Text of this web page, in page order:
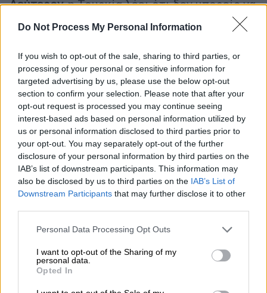
Do Not Process My Personal Information
If you wish to opt-out of the sale, sharing to third parties, or
processing of your personal or sensitive information for
targeted advertising by us, please use the below opt-out
section to confirm your selection. Please note that after your
opt-out request is processed you may continue seeing
interest-based ads based on personal information utilized by
us or personal information disclosed to third parties prior to
your opt-out. You may separately opt-out of the further
disclosure of your personal information by third parties on the
IAB’s list of downstream participants. This information may
also be disclosed by us to third parties on the IAB’s List of
Downstream Participants that may further disclose it to other
Please note that this website/app uses one or more Google
not limited to your visit or usage behaviour. You may click to
grant or deny consent to Google and its third-party tags to
use your data for below specified purposes in below Google
consent section.
Personal Data Processing Opt Outs
I want to opt-out of the Sharing of my
personal data.
Opted In
Δεύτερον,η Τουρκία λέει ότι δεν μπορείς να
έχεις χωρικά ύδατα 6 μιλίων και εναέριο
χώρο 10 μιλίων. Άρα αμφισβητεί διαρκώς τα
όρια στέλνοντας τα αεροπλάνα της μεταξύ 6
και 12 μιλίων, τουλάχιστον, και εμείς τα
αναχαιτίζουμε συνεχώς. Ο σκοπός της
Τουρκίας είναι να παραμείνουμε στα 6 μίλια
και στα χωρικά ύδατα και στον εναέριο
χώρο.
Τρίτον,όπως ανέφερα προηγουμένως, η
Τουρκία προσφάτως λέει όποια νησιά και
βραχονησίδες δεν αναφέρονται ονομαστικά
δεν σου ανήκουν. Επομένως πετάει πάνω
από αυτά τα νησιά και τις βραχονησίδες για
να αμφισβητήσει την κυριαρχία μας.
Όσον αφορά τα νησιά και τις βραχονησίδες,
που είναι σημαντικό για μας,
Θάλασσας
ξεκαθαρίζει ότι ότι ισχύει για